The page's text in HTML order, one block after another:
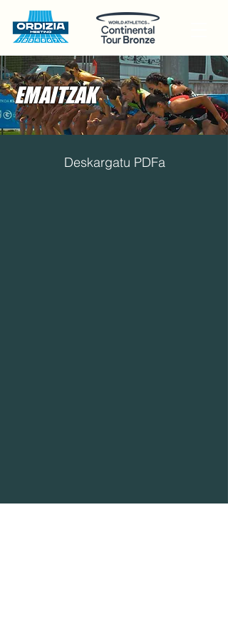
EMAITZAK
Deskargatu PDFa